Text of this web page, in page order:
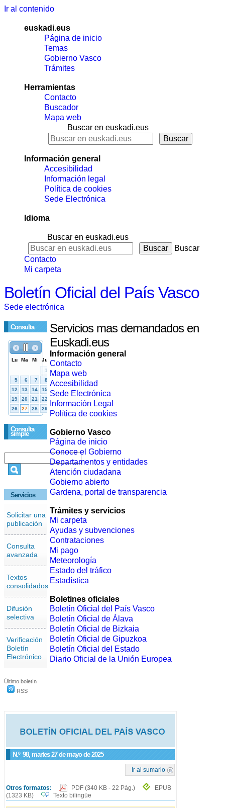
Ir al contenido
euskadi.eus
Página de inicio
Temas
Gobierno Vasco
Trámites
Herramientas
Contacto
Buscador
Mapa web
Buscar en euskadi.eus
Información general
Accesibilidad
Información legal
Política de cookies
Sede Electrónica
Idioma
Buscar en euskadi.eus
Buscar
Contacto
Mi carpeta
Boletín Oficial del País Vasco
Sede electrónica
Consulta
Consulta
simple
Servicios
Solicitar una
publicación
Consulta
avanzada
Textos
consolidados
Difusión
selectiva
Verificación
Boletín
Electrónico
Último boletín
RSS
N.º 98, martes 27 de mayo de 2025
Ir al sumario
Otros formatos: PDF (340 KB - 22 Pág.)
EPUB
(1323 KB)
Texto bilingüe
Servicios mas demandados en
Euskadi.eus
Información general
Contacto
Mapa web
Accesibilidad
Sede Electrónica
Información Legal
Política de cookies
Gobierno Vasco
Página de inicio
Conoce el Gobierno
Departamentos y entidades
Atención ciudadana
Gobierno abierto
Gardena, portal de transparencia
Trámites y servicios
Mi carpeta
Ayudas y subvenciones
Contrataciones
Mi pago
Meteorología
Estado del tráfico
Estadística
Boletines oficiales
Boletín Oficial del País Vasco
Boletín Oficial de Álava
Boletín Oficial de Bizkaia
Boletín Oficial de Gipuzkoa
Boletín Oficial del Estado
Diario Oficial de la Unión Europea